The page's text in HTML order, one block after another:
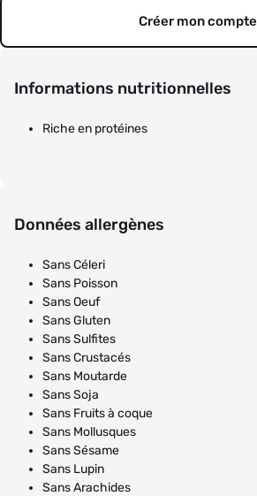
Créer mon compte
Informations nutritionnelles
Riche en protéines
Données allergènes
Sans Céleri
Sans Poisson
Sans Oeuf
Sans Gluten
Sans Sulfites
Sans Crustacés
Sans Moutarde
Sans Soja
Sans Fruits à coque
Sans Mollusques
Sans Sésame
Sans Lupin
Sans Arachides